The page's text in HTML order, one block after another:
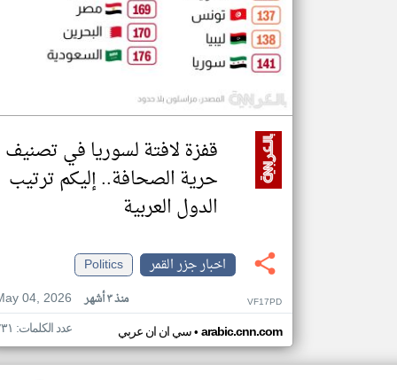
قفزة لافتة لسوريا في تصنيف
حرية الصحافة.. إليكم ترتيب
الدول العربية
اخبار جزر القمر
Politics
04, 2026
منذ ٣ أشهر VF17PD
سي ان ان عربي• arabic.cnn.com عدد الكلمات: ٢٣١